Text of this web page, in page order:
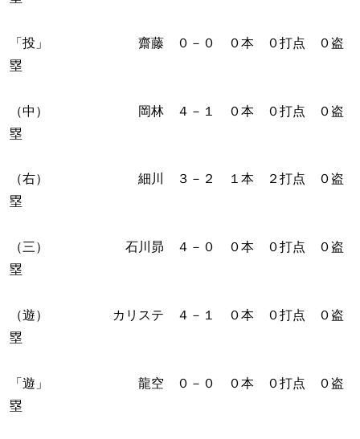
「投」 齋藤 ０－０ ０本 ０打点 ０盗
塁
（中） 岡林 ４－１ ０本 ０打点 ０盗
塁
（右） 細川 ３－２ １本 ２打点 ０盗
塁
（三） 石川昴 ４－０ ０本 ０打点 ０盗
塁
（遊） カリステ ４－１ ０本 ０打点 ０盗
塁
「遊」 龍空 ０－０ ０本 ０打点 ０盗
塁